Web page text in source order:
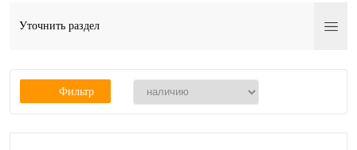
Уточнить раздел
Фильтр